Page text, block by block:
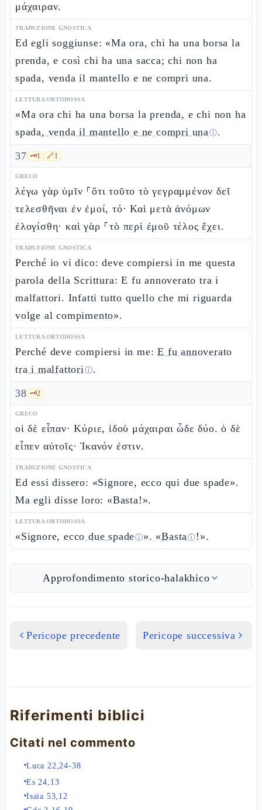
μάχαιραν.
TRADUZIONE GNOSTICA
Ed egli soggiunse: «Ma ora, chi ha una borsa la
prenda, e così chi ha una sacca; chi non ha
spada, venda il mantello e ne compri una.
LETTURA ORTODOSSA
«Ma ora chi ha una borsa la prenda, e chi non ha
spada, venda il mantello e ne compri unaⓘ.
37 🗝️1 🔗1
GRECO
λέγω γὰρ ὑμῖν ⸀ὅτι τοῦτο τὸ γεγραμμένον δεῖ
τελεσθῆναι ἐν ἐμοί, τό· Καὶ μετὰ ἀνόμων
ἐλογίσθη· καὶ γὰρ ⸀τὸ περὶ ἐμοῦ τέλος ἔχει.
TRADUZIONE GNOSTICA
Perché io vi dico: deve compiersi in me questa
parola della Scrittura: E fu annoverato tra i
malfattori. Infatti tutto quello che mi riguarda
volge al compimento».
LETTURA ORTODOSSA
Perché deve compiersi in me:E fu annoverato
tra i malfattoriⓘ.
38 🗝️2
GRECO
οἱ δὲ εἶπαν· Κύριε, ἰδοὺ μάχαιραι ὧδε δύο. ὁ δὲ
εἶπεν αὐτοῖς· Ἱκανόν ἐστιν.
TRADUZIONE GNOSTICA
Ed essi dissero: «Signore, ecco qui due spade».
Ma egli disse loro: «Basta!».
LETTURA ORTODOSSA
«Signore,ecco due spadeⓘ». «Bastaⓘ !».
Approfondimento storico-halakhico
Pericope precedente Pericope successiva
Riferimenti biblici
Citati nel commento
Luca 22,24-38
Es 24,13
Isaia 53,12